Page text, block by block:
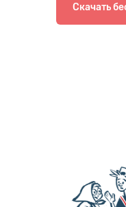
Скачать